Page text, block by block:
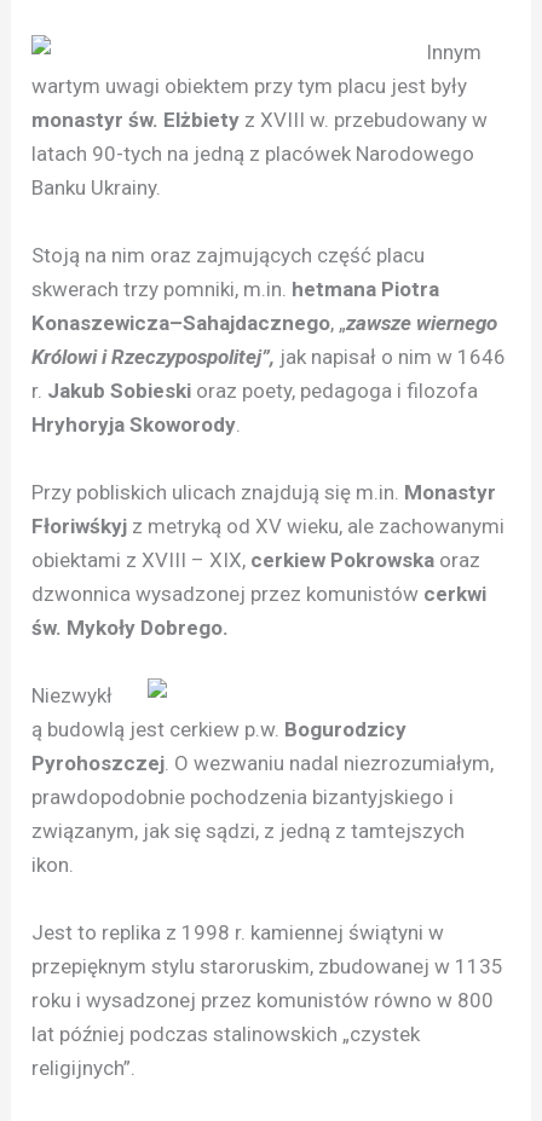
Innym
wartym uwagi obiektem przy tym placu jest były
monastyr św. Elżbiety z XVIII w. przebudowany w
latach 90-tych na jedną z placówek Narodowego
Banku Ukrainy.
Stoją na nim oraz zajmujących część placu
skwerach trzy pomniki, m.in. hetmana Piotra
Konaszewicza–Sahajdacznego, „zawsze wiernego
Królowi i Rzeczypospolitej”, jak napisał o nim w 1646
r. Jakub Sobieski oraz poety, pedagoga i filozofa
Hryhoryja Skoworody.
Przy pobliskich ulicach znajdują się m.in. Monastyr
Fłoriwśkyj z metryką od XV wieku, ale zachowanymi
obiektami z XVIII – XIX, cerkiew Pokrowska oraz
dzwonnica wysadzonej przez komunistów cerkwi
św. Mykoły Dobrego.
Niezwykł
ą budowlą jest cerkiew p.w. Bogurodzicy
Pyrohoszczej. O wezwaniu nadal niezrozumiałym,
prawdopodobnie pochodzenia bizantyjskiego i
związanym, jak się sądzi, z jedną z tamtejszych
ikon.
Jest to replika z 1998 r. kamiennej świątyni w
przepięknym stylu staroruskim, zbudowanej w 1135
roku i wysadzonej przez komunistów równo w 800
lat później podczas stalinowskich „czystek
religijnych”.